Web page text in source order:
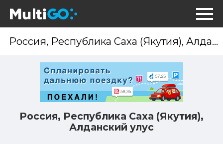
Россия, Республика Саха (Якутия),
Алданский улус